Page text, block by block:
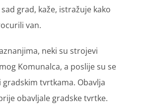
grad, kaže, istražuje kako
van.
neki su strojevi
Komunalca, a poslije su se
tvrtkama. Obavlja
obavljale gradske tvrtke.